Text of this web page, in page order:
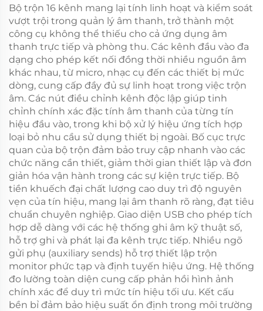
Bộ trộn 16 kênh mang lại tính linh hoạt và kiểm soát
vượt trội trong quản lý âm thanh, trở thành một
công cụ không thể thiếu cho cả ứng dụng âm
thanh trực tiếp và phòng thu. Các kênh đầu vào đa
dạng cho phép kết nối đồng thời nhiều nguồn âm
khác nhau, từ micro, nhạc cụ đến các thiết bị mức
dòng, cung cấp đầy đủ sự linh hoạt trong việc trộn
âm. Các nút điều chỉnh kênh độc lập giúp tinh
chỉnh chính xác đặc tính âm thanh của từng tín
hiệu đầu vào, trong khi bộ xử lý hiệu ứng tích hợp
loại bỏ nhu cầu sử dụng thiết bị ngoài. Bố cục trực
quan của bộ trộn đảm bảo truy cập nhanh vào các
chức năng cần thiết, giảm thời gian thiết lập và đơn
giản hóa vận hành trong các sự kiện trực tiếp. Bộ
tiền khuếch đại chất lượng cao duy trì độ nguyên
vẹn của tín hiệu, mang lại âm thanh rõ ràng, đạt tiêu
chuẩn chuyên nghiệp. Giao diện USB cho phép tích
hợp dễ dàng với các hệ thống ghi âm kỹ thuật số,
hỗ trợ ghi và phát lại đa kênh trực tiếp. Nhiều ngõ
gửi phụ (auxiliary sends) hỗ trợ thiết lập trộn
monitor phức tạp và định tuyến hiệu ứng. Hệ thống
đo lường toàn diện cung cấp phản hồi hình ảnh
chính xác để duy trì mức tín hiệu tối ưu. Kết cấu
bền bỉ đảm bảo hiệu suất ổn định trong môi trường